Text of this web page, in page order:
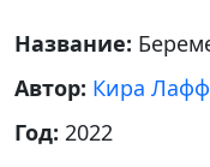
Название:
Автор: Кира Лафф
Год: 2022